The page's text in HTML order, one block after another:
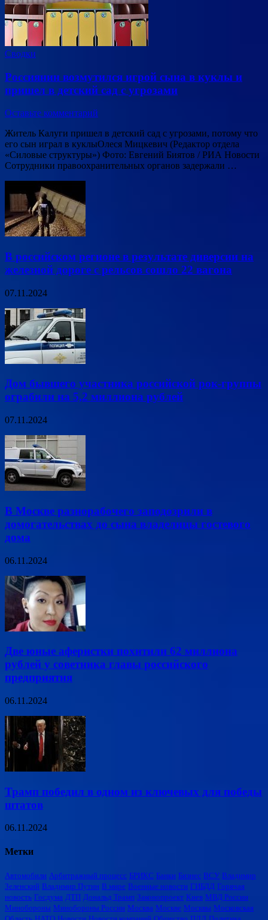
Сводки
Россиянин возмутился игрой сына в куклы и
пришел в детский сад с угрозами
Оставьте комментарий
Житель Калуги пришел в детский сад с угрозами, потому что
его сын играл в куклыОлеся Мицкевич (Редактор отдела
«Силовые структуры») Фото: Евгений Биятов / РИА Новости
Сотрудники правоохранительных органов задержали …
В российском регионе в результате диверсии на
железной дороге с рельсов сошло 22 вагона
07.11.2024
Дом бывшего участника российской рок-группы
ограбили на 5,2 миллиона рублей
07.11.2024
В Москве разнорабочего заподозрили в
домогательствах до сына владелицы гостевого
дома
06.11.2024
Две юные аферистки похитили 62 миллиона
рублей у советника главы российского
предприятия
06.11.2024
Трамп победил в одном из ключевых для победы
штатов
06.11.2024
Метки
Автомобили Арбитражный процесс БРИКС Банки Бизнес ВСУ Владимир
Зеленский Владимир Путин В мире Военные новости ГИБДД Горячая
новость Госдума ДТП Дональд Трамп Законопроект Киев МВД России
Минобороны Минобороны России Москва Москве Москвы Московская